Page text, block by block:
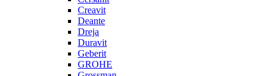
Creavit
Deante
Dreja
Duravit
Geberit
GROHE